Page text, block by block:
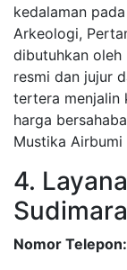
kedalaman
Arkeologi,
dibutuhkan oleh
resmi dan jujur
tertera menjalin
harga
Mustika Airbumi
4.
Nomor Telepon: